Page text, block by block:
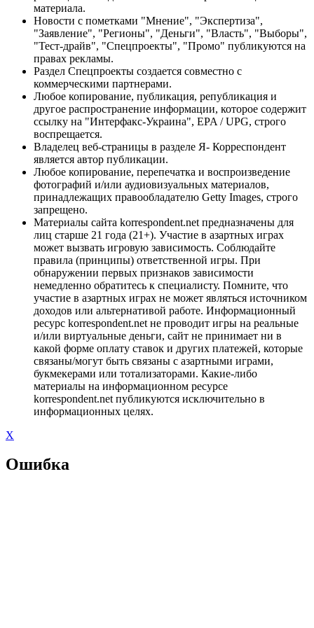
материала.
Новости с пометками "Мнение", "Экспертиза",
"Заявление", "Регионы", "Деньги", "Власть", "Выборы",
"Тест-драйв", "Спецпроекты", "Промо" публикуются на
правах рекламы.
Раздел Спецпроекты создается совместно с
коммерческими партнерами.
Любое копирование, публикация, републикация и
другое распространение информации, которое содержит
ссылку на "Интерфакс-Украина", EPA / UPG, строго
воспрещается.
Владелец веб-страницы в разделе Я- Корреспондент
является автор публикации.
Любое копирование, перепечатка и воспроизведение
фотографий и/или аудиовизуальных материалов,
принадлежащих правообладателю Getty Images, строго
запрещено.
Материалы сайта korrespondent.net предназначены для
лиц старше 21 года (21+). Участие в азартных играх
может вызвать игровую зависимость. Соблюдайте
правила (принципы) ответственной игры. При
обнаружении первых признаков зависимости
немедленно обратитесь к специалисту. Помните, что
участие в азартных играх не может являться источником
доходов или альтернативой работе. Информационный
ресурс korrespondent.net не проводит игры на реальные
и/или виртуальные деньги, сайт не принимает ни в
какой форме оплату ставок и других платежей, которые
связаны/могут быть связаны с азартными играми,
букмекерами или тотализаторами. Какие-либо
материалы на информационном ресурсе
korrespondent.net публикуются исключительно в
информационных целях.
X
Ошибка